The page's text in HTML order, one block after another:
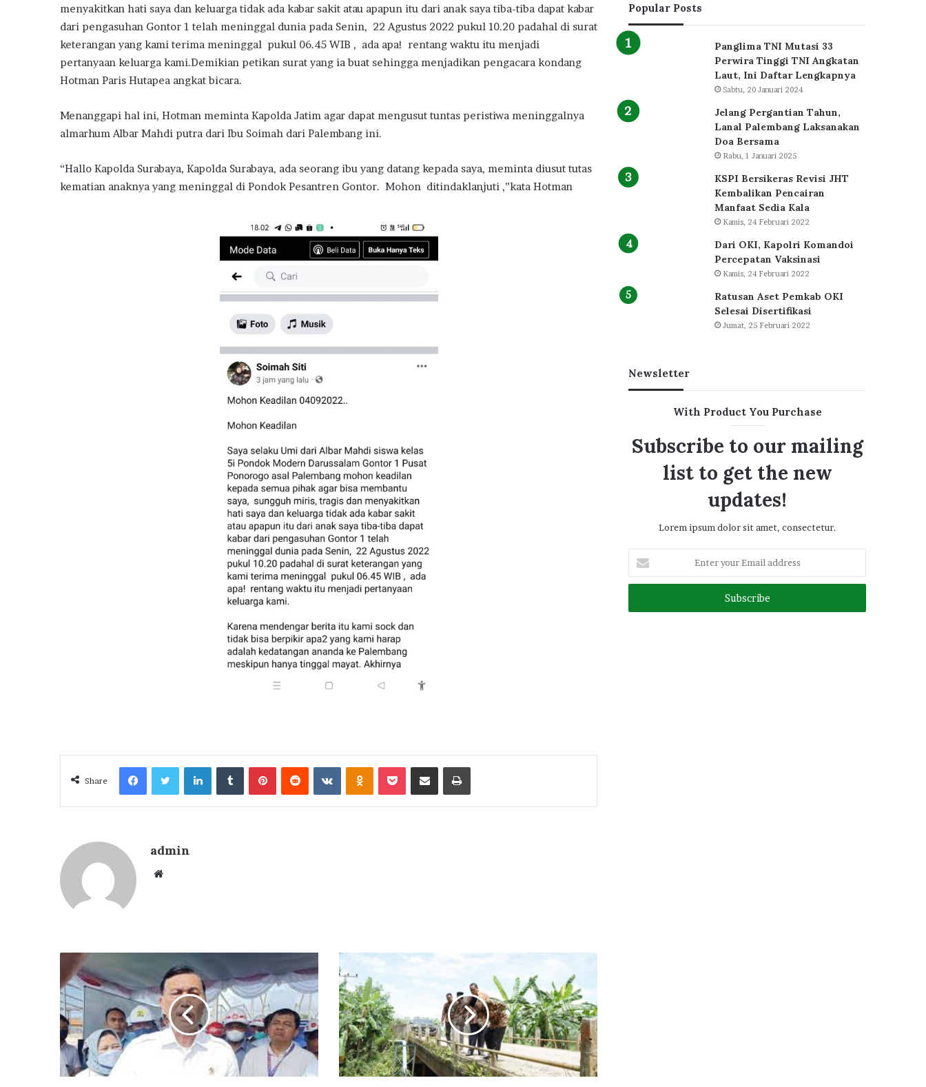
menyakitkan hati saya dan keluarga tidak ada kabar sakit atau apapun itu dari anak saya tiba-tiba dapat kabar
dari pengasuhan Gontor 1 telah meninggal dunia pada Senin, 22 Agustus 2022 pukul 10.20 padahal di surat
keterangan yang kami terima meninggal pukul 06.45 WIB , ada apa! rentang waktu itu menjadi
pertanyaan keluarga kami.Demikian petikan surat yang ia buat sehingga menjadikan pengacara kondang
Hotman Paris Hutapea angkat bicara.
Menanggapi hal ini, Hotman meminta Kapolda Jatim agar dapat mengusut tuntas peristiwa meninggalnya
almarhum Albar Mahdi putra dari Ibu Soimah dari Palembang ini.
“Hallo Kapolda Surabaya, Kapolda Surabaya, ada seorang ibu yang datang kepada saya, meminta diusut tutas
kematian anaknya yang meninggal di Pondok Pesantren Gontor. Mohon ditindaklanjuti ,”kata Hotman
Share
FacebookTwitterLinkedInTumblrPinterestReddit VKontakteOdnoklassniki
Pocket Share via Email Print
admin
Website
Popular Posts
Panglima TNI Mutasi 33
Perwira Tinggi TNI Angkatan
Laut, Ini Daftar Lengkapnya
Sabtu, 20 Januari 2024
Jelang Pergantian Tahun,
Lanal Palembang Laksanakan
Doa Bersama
Rabu, 1 Januari 2025
KSPI Bersikeras Revisi JHT
Kembalikan Pencairan
Manfaat Sedia Kala
Kamis, 24 Februari 2022
Dari OKI, Kapolri Komandoi
Percepatan Vaksinasi
Kamis, 24 Februari 2022
Ratusan Aset Pemkab OKI
Selesai Disertifikasi
Jumat, 25 Februari 2022
Newsletter
With Product You Purchase
Subscribe to our mailing
list to get the new
updates!
Lorem ipsum dolor sit amet, consectetur.
your
Email